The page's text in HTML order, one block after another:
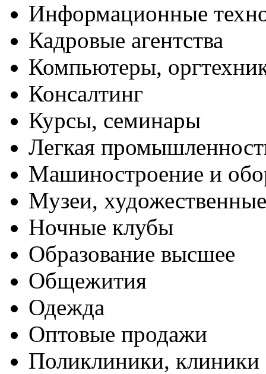
Информационные
Кадровые агентства
Компьютеры,
Консалтинг
Курсы, семинары
Легкая
Машиностроение и
Музеи,
Ночные клубы
Образование высшее
Общежития
Одежда
Оптовые продажи
Поликлиники, клиники